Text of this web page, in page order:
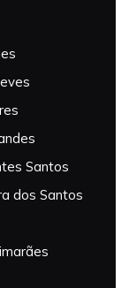
Santos
dos Santos